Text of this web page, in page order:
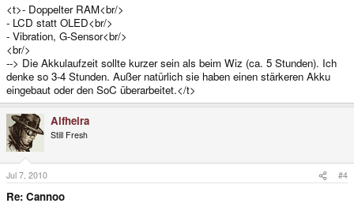
<t>- Doppelter RAM<br/>
- LCD statt OLED<br/>
- Vibration, G-Sensor<br/>
<br/>
--> Die Akkulaufzeit sollte kurzer sein als beim Wiz (ca. 5 Stunden). Ich
denke so 3-4 Stunden. Außer natürlich sie haben einen stärkeren Akku
eingebaut oder den SoC überarbeitet.</t>
Alfheira
Still Fresh
Jul 7, 2010 #4
Re: Cannoo